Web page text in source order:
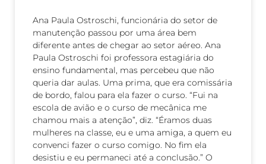
Ana Paula Ostroschi, funcionária do setor de
manutenção passou por uma área bem
diferente antes de chegar ao setor aéreo. Ana
Paula Ostroschi foi professora estagiária do
ensino fundamental, mas percebeu que não
queria dar aulas. Uma prima, que era comissária
de bordo, falou para ela fazer o curso. “Fui na
escola de avião e o curso de mecânica me
chamou mais a atenção”, diz. “Éramos duas
mulheres na classe, eu e uma amiga, a quem eu
convenci fazer o curso comigo. No fim ela
desistiu e eu permaneci até a conclusão.” O